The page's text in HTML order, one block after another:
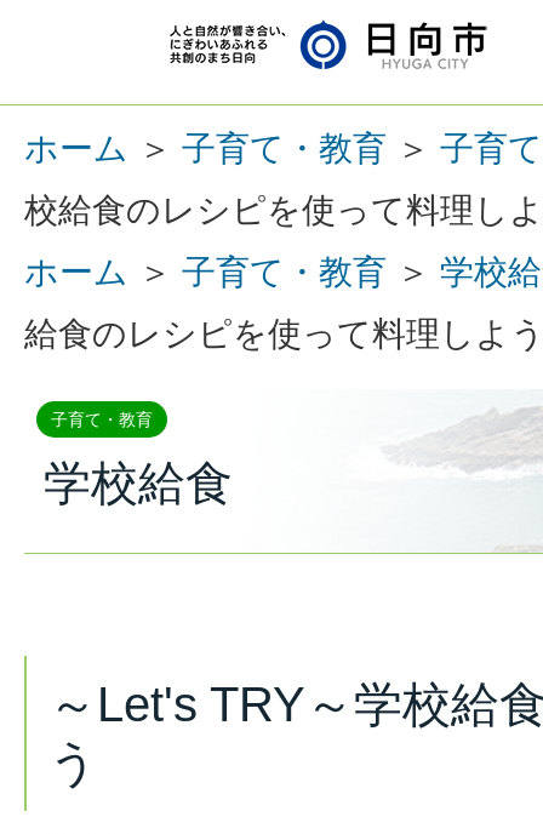
ホーム ＞ 子育て・教育 ＞ 子育
校給食のレシピを使って料理し
ホーム
＞ 子育て・教育 ＞ 学校
給食のレシピを使って料理しよ
子育て・教育
学校給食
～Let's TRY～学校給
う